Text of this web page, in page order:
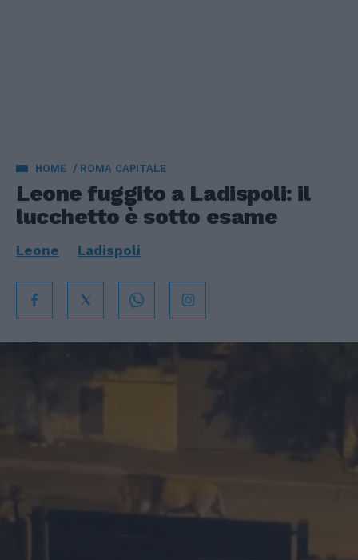
HOME ROMA CAPITALE
Leone fuggito a Ladispoli: il
lucchetto è sotto esame
Leone Ladispoli